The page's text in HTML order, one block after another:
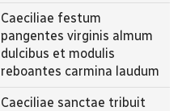
Caeciliae festum
pangentes virginis almum
dulcibus et modulis
reboantes carmina laudum
Caeciliae sanctae tribuit